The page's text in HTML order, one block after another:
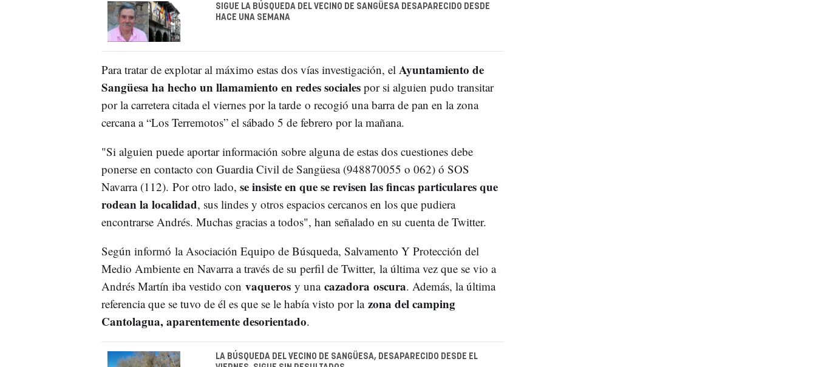
SIGUE LA BÚSQUEDA DEL VECINO DE SANGÜESA DESAPARECIDO DESDE
HACE UNA SEMANA
Para tratar de explotar al máximo estas dos vías investigación, el Ayuntamiento de
Sangüesa ha hecho un llamamiento en redes socialespor si alguien pudo transitar
por la carretera citada el viernes por la tarde o recogió una barra de pan en la zona
cercana a “Los Terremotos” el sábado 5 de febrero por la mañana.
"Si alguien puede aportar información sobre alguna de estas dos cuestiones debe
ponerse en contacto con Guardia Civil de Sangüesa (948870055 o 062) ó SOS
Navarra (112). Por otro lado, se insiste en que se revisen las fincas particulares que
rodean la localidad, sus lindes y otros espacios cercanos en los que pudiera
encontrarse Andrés. Muchas gracias a todos", han señalado en su cuenta de Twitter.
Según informó la Asociación Equipo de Búsqueda, Salvamento Y Protección del
Medio Ambiente en Navarra a través de su perfil de Twitter, la última vez que se vio a
Andrés Martín iba vestido con vaquerosy una cazadora oscura. Además, la última
referencia que se tuvo de él es que se le había visto por la zona del camping
Cantolagua, aparentemente desorientado.
LA BÚSQUEDA DEL VECINO DE SANGÜESA, DESAPARECIDO DESDE EL